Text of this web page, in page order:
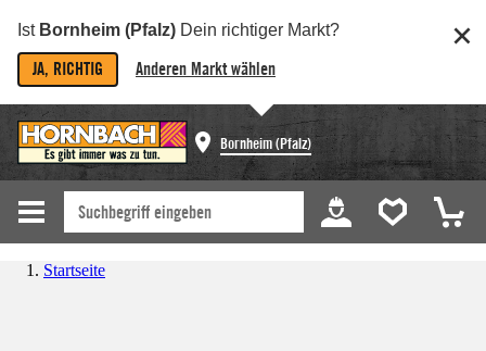
Ist Bornheim (Pfalz) Dein richtiger Markt?
JA, RICHTIG Anderen Markt wählen
Bornheim (Pfalz)
Startseite